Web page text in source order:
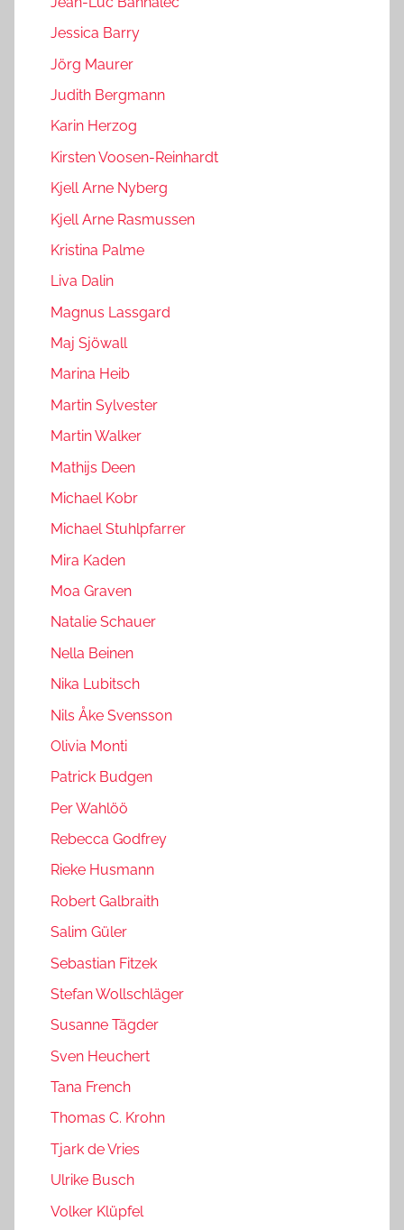
Jessica Barry
Jörg Maurer
Judith Bergmann
Karin Herzog
Kirsten Voosen-Reinhardt
Kjell Arne Nyberg
Kjell Arne Rasmussen
Kristina Palme
Liva Dalin
Magnus Lassgard
Maj Sjöwall
Marina Heib
Martin Sylvester
Martin Walker
Mathijs Deen
Michael Kobr
Michael Stuhlpfarrer
Mira Kaden
Moa Graven
Natalie Schauer
Nella Beinen
Nika Lubitsch
Nils Åke Svensson
Olivia Monti
Patrick Budgen
Per Wahlöö
Rebecca Godfrey
Rieke Husmann
Robert Galbraith
Salim Güler
Sebastian Fitzek
Stefan Wollschläger
Susanne Tägder
Sven Heuchert
Tana French
Thomas C. Krohn
Tjark de Vries
Ulrike Busch
Volker Klüpfel